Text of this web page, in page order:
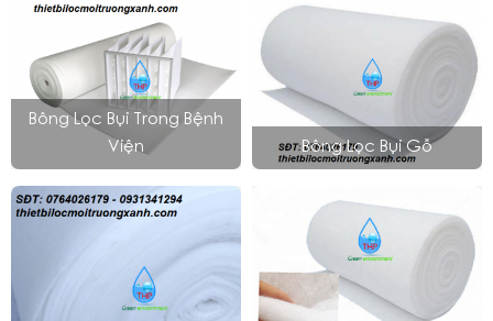
Bông Lọc Bụi Trong Bệnh
Viện
Bông Lọc Bụi Gỗ